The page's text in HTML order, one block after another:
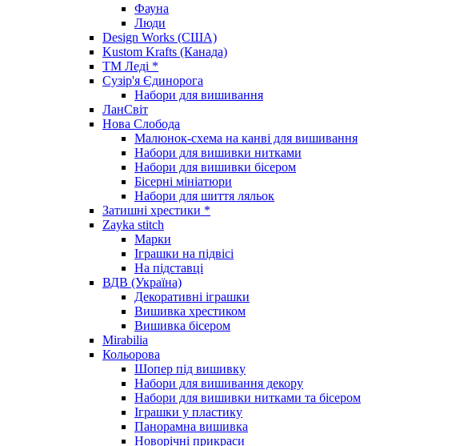
Фауна
Люди
Design Works (США)
Kustom Krafts (Канада)
ТМ Леді *
Сузір'я Єдинорога
Набори для вишивання
ЛанСвіт
Нова Слобода
Малюнок-схема на канві для вишивання
Набори для вишивки нитками
Набори для вишивки бісером
Бісерні мініатюри
Набори для шиття ляльок
Затишні хрестики *
Zayka stitch
Марки
Іграшки на підвісі
На підставці
ВДВ (Україна)
Декоративні іграшки
Вишивка хрестиком
Вишивка бісером
Mirabilia
Кольорова
Шопер під вишивку
Набори для вишивання декору
Набори для вишивки нитками та бісером
Іграшки у пластику
Панорамна вишивка
Новорічні прикраси